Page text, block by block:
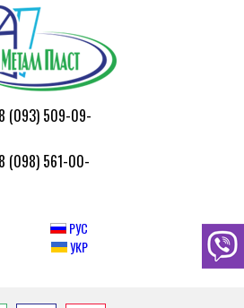
(093) 509-09-
(098) 561-00-
РУС
УКР